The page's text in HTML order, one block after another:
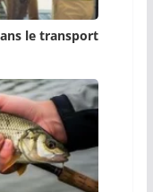
le transport